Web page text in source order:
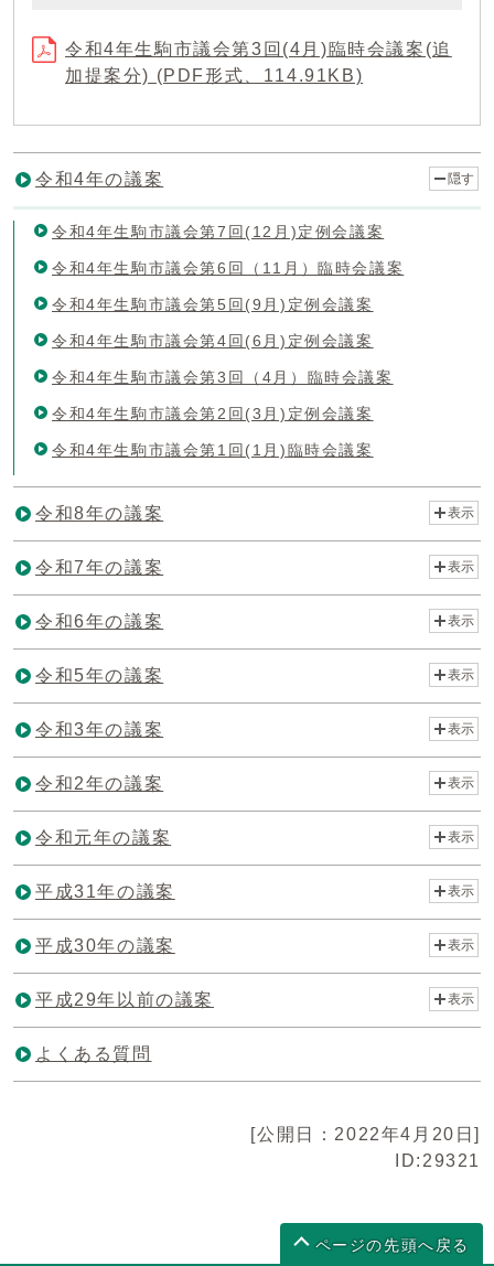
令和4年生駒市議会第3回(4月)臨時会議案(追
加提案分) (PDF形式、114.91KB)
令和4年の議案 隠す
令和4年生駒市議会第7回(12月)定例会議案
令和4年生駒市議会第6回（11月）臨時会議案
令和4年生駒市議会第5回(9月)定例会議案
令和4年生駒市議会第4回(6月)定例会議案
令和4年生駒市議会第3回（4月）臨時会議案
令和4年生駒市議会第2回(3月)定例会議案
令和4年生駒市議会第1回(1月)臨時会議案
令和8年の議案 表示
令和7年の議案 表示
令和6年の議案 表示
令和5年の議案 表示
令和3年の議案 表示
令和2年の議案 表示
令和元年の議案 表示
平成31年の議案 表示
平成30年の議案 表示
平成29年以前の議案 表示
よくある質問
[公開日：2022年4月20日]
ID:29321
ページの先頭へ戻る